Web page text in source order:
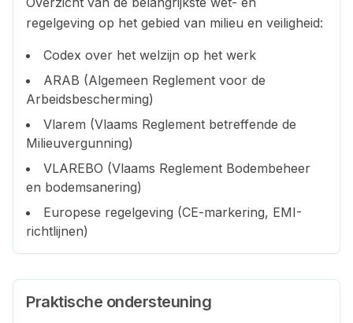
regelgeving op het gebied van milieu en veiligheid:
Codex over het welzijn op het werk
ARAB (Algemeen Reglement voor de
Arbeidsbescherming)
Vlarem (Vlaams Reglement betreffende de
Milieuvergunning)
VLAREBO (Vlaams Reglement Bodembeheer
en bodemsanering)
Europese regelgeving (CE-markering, EMI-
richtlijnen)
Praktische ondersteuning